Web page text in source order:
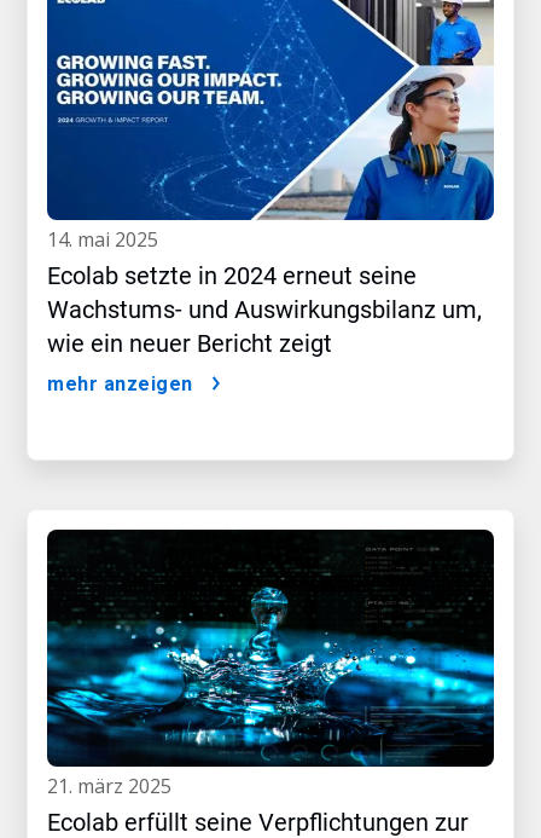
14. mai 2025
Ecolab setzte in 2024 erneut seine
Wachstums- und Auswirkungsbilanz um,
wie ein neuer Bericht zeigt
mehr anzeigen
21. märz 2025
Ecolab erfüllt seine Verpflichtungen zur